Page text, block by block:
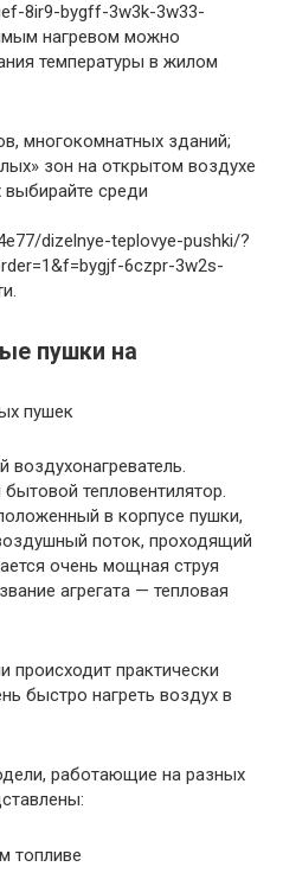
8ir9-bygff-3w3k-3w33-
нагревом можно
температуры в жилом
многокомнатных зданий;
зон на открытом воздухе
среди
dizelnye-teplovye-pushki/?
6czpr-3w2s-
пушки на
пушек
тепловентилятор.
в корпусе пушки,
поток, проходящий
очень мощная струя
агрегата — тепловая
происходит практически
быстро нагреть воздух в
работающие на разных
топливе